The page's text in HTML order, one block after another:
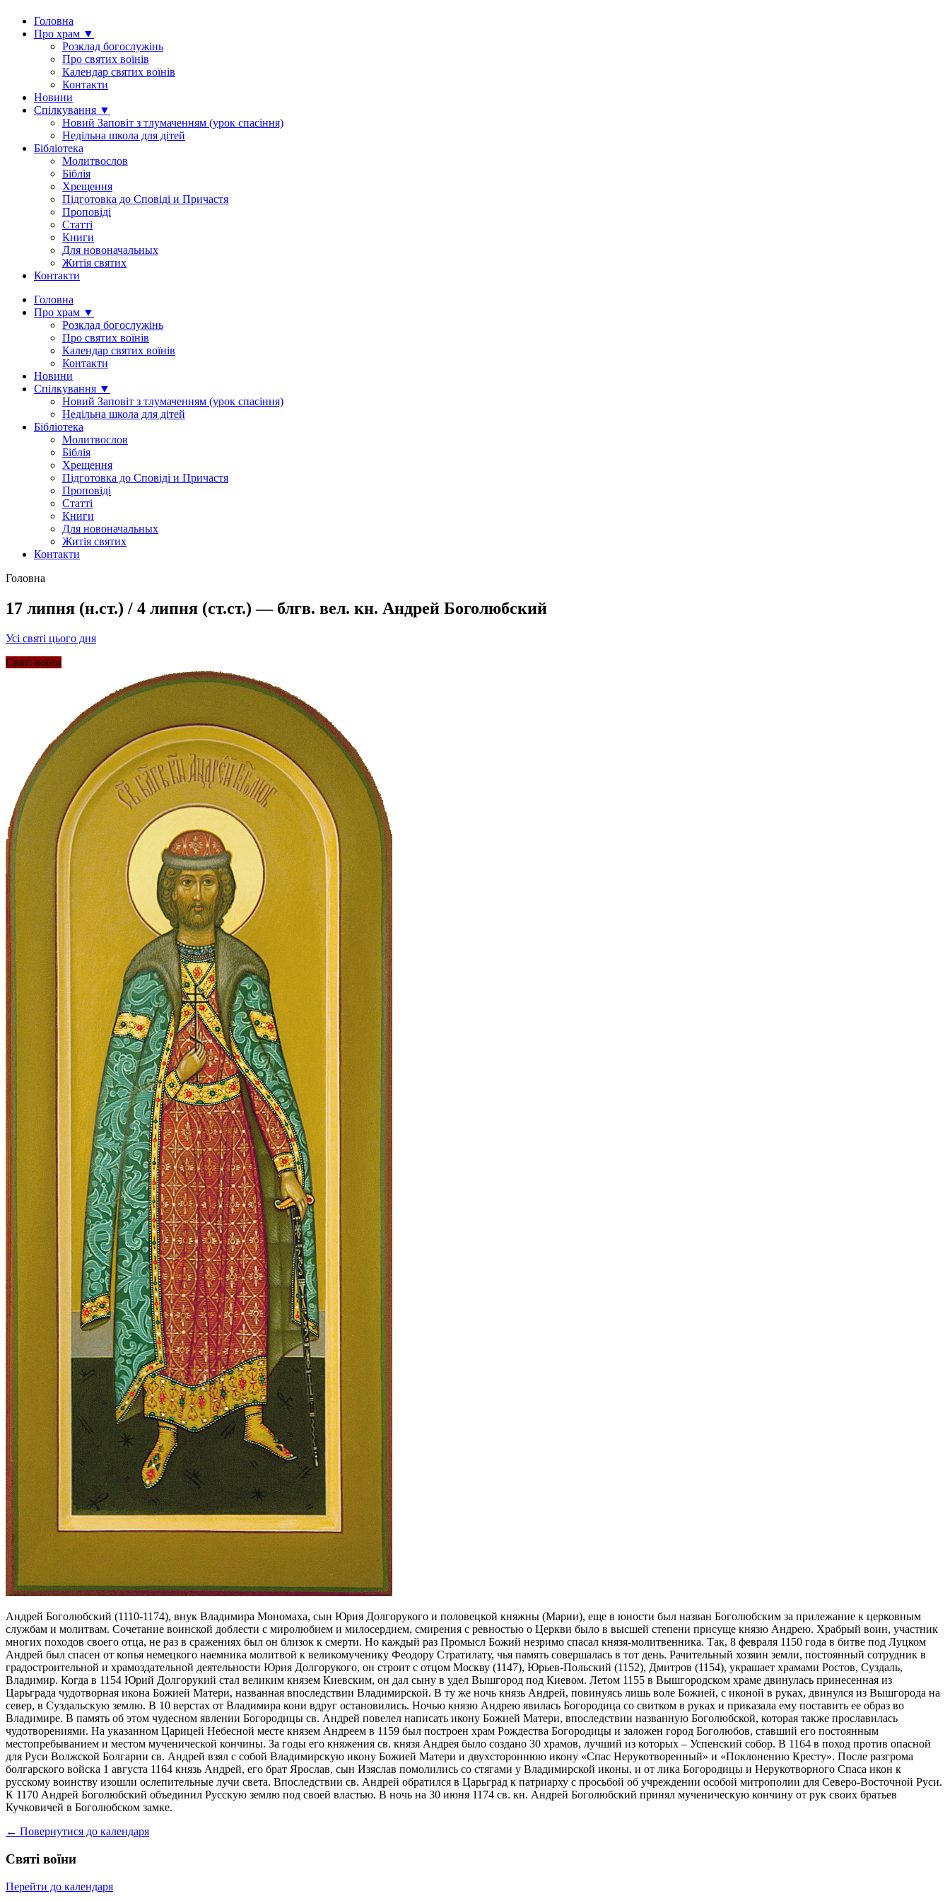
Головна
Про храм ▼
Розклад богослужінь
Про святих воїнів
Календар святих воїнів
Контакти
Новини
Спілкування ▼
Новий Заповіт з тлумаченням (урок спасіння)
Недільна школа для дітей
Бібліотека
Молитвослов
Біблія
Хрещення
Підготовка до Сповіді и Причастя
Проповіді
Статті
Книги
Для новоначальных
Житія святих
Контакти
Головна
Про храм ▼
Розклад богослужінь
Про святих воїнів
Календар святих воїнів
Контакти
Новини
Спілкування ▼
Новий Заповіт з тлумаченням (урок спасіння)
Недільна школа для дітей
Бібліотека
Молитвослов
Біблія
Хрещення
Підготовка до Сповіді и Причастя
Проповіді
Статті
Книги
Для новоначальных
Житія святих
Контакти
Головна
17 липня (н.ст.) / 4 липня (ст.ст.) — блгв. вел. кн. Андрей Боголюбский
Усі святі цього дня
Святі воїни
Андрей Боголюбский (1110-1174), внук Владимира Мономаха, сын Юрия Долгорукого и половецкой княжны (Марии), еще в юности был назван Боголюбским за прилежание к церковным
службам и молитвам. Сочетание воинской доблести с миролюбием и милосердием, смирения с ревностью о Церкви было в высшей степени присуще князю Андрею. Храбрый воин, участник
многих походов своего отца, не раз в сражениях был он близок к смерти. Но каждый раз Промысл Божий незримо спасал князя-молитвенника. Так, 8 февраля 1150 года в битве под Луцком
Андрей был спасен от копья немецкого наемника молитвой к великомученику Феодору Стратилату, чья память совершалась в тот день. Рачительный хозяин земли, постоянный сотрудник в
градостроительной и храмоздательной деятельности Юрия Долгорукого, он строит с отцом Москву (1147), Юрьев-Польский (1152), Дмитров (1154), украшает храмами Ростов, Суздаль,
Владимир. Когда в 1154 Юрий Долгорукий стал великим князем Киевским, он дал сыну в удел Вышгород под Киевом. Летом 1155 в Вышгородском храме двинулась принесенная из
Царьграда чудотворная икона Божией Матери, названная впоследствии Владимирской. В ту же ночь князь Андрей, повинуясь лишь воле Божией, с иконой в руках, двинулся из Вышгорода на
север, в Суздальскую землю. В 10 верстах от Владимира кони вдруг остановились. Ночью князю Андрею явилась Богородица со свитком в руках и приказала ему поставить ее образ во
Владимире. В память об этом чудесном явлении Богородицы св. Андрей повелел написать икону Божией Матери, впоследствии названную Боголюбской, которая также прославилась
чудотворениями. На указанном Царицей Небесной месте князем Андреем в 1159 был построен храм Рождества Богородицы и заложен город Боголюбов, ставший его постоянным
местопребыванием и местом мученической кончины. За годы его княжения св. князя Андрея было создано 30 храмов, лучший из которых – Успенский собор. В 1164 в поход против опасной
для Руси Волжской Болгарии св. Андрей взял с собой Владимирскую икону Божией Матери и двухстороннюю икону «Спас Нерукотворенный» и «Поклонению Кресту». После разгрома
болгарского войска 1 августа 1164 князь Андрей, его брат Ярослав, сын Изяслав помолились со стягами у Владимирской иконы, и от лика Богородицы и Нерукотворного Спаса икон к
русскому воинству изошли ослепительные лучи света. Впоследствии св. Андрей обратился в Царьград к патриарху с просьбой об учреждении особой митрополии для Северо-Восточной Руси.
К 1170 Андрей Боголюбский объединил Русскую землю под своей властью. В ночь на 30 июня 1174 св. кн. Андрей Боголюбский принял мученическую кончину от рук своих братьев
Кучковичей в Боголюбском замке.
← Повернутися до календаря
Святі воїни
Перейти до календаря